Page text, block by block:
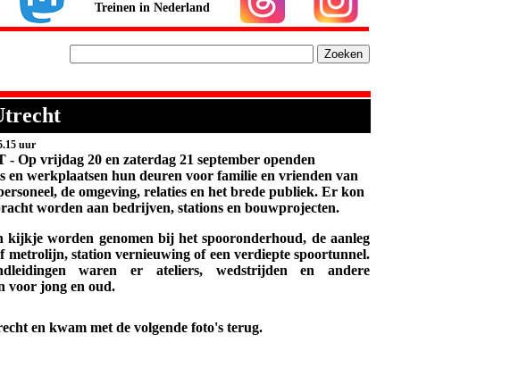
Treinen in Nederland
uur
- Op vrijdag 20 en zaterdag 21 september openden
en werkplaatsen hun deuren voor familie en vrienden van
de omgeving, relaties en het brede publiek. Er kon
worden aan bedrijven, stations en bouwprojecten.
kijkje worden genomen bij het spooronderhoud, de aanleg
metrolijn, station vernieuwing of een verdiepte spoortunnel.
waren er ateliers, wedstrijden en andere
voor jong en oud.
en kwam met de volgende foto's terug.